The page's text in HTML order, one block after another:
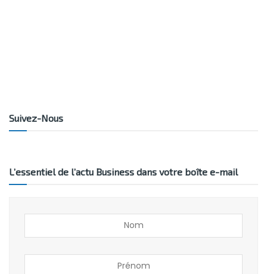
Suivez-Nous
L’essentiel de l’actu Business dans votre boîte e-mail